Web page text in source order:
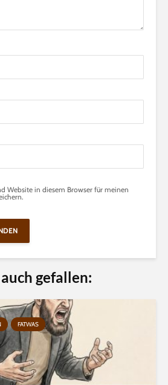
Website in diesem Browser für meinen
gefallen:
FATWAS